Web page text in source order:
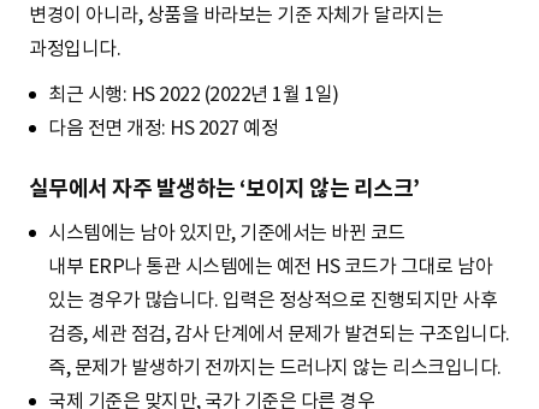
변경이 아니라, 상품을 바라보는 기준 자체가 달라지는
과정입니다.
최근 시행: HS 2022 (2022년 1월 1일)
다음 전면 개정: HS 2027 예정
실무에서 자주 발생하는 ‘보이지 않는 리스크’
시스템에는 남아 있지만, 기준에서는 바뀐 코드
내부 ERP나 통관 시스템에는 예전 HS 코드가 그대로 남아
있는 경우가 많습니다. 입력은 정상적으로 진행되지만 사후
검증, 세관 점검, 감사 단계에서 문제가 발견되는 구조입니다.
즉, 문제가 발생하기 전까지는 드러나지 않는 리스크입니다.
국제 기준은 맞지만, 국가 기준은 다른 경우